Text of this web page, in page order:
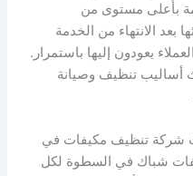
بأعلى مستوى من
بعد الانتهاء من الخدمة
يعودون إليها باستمرار.
أساليب تنظيف وصيانة
شركة تنظيف مكيفات في
شباك في السطوة لكل